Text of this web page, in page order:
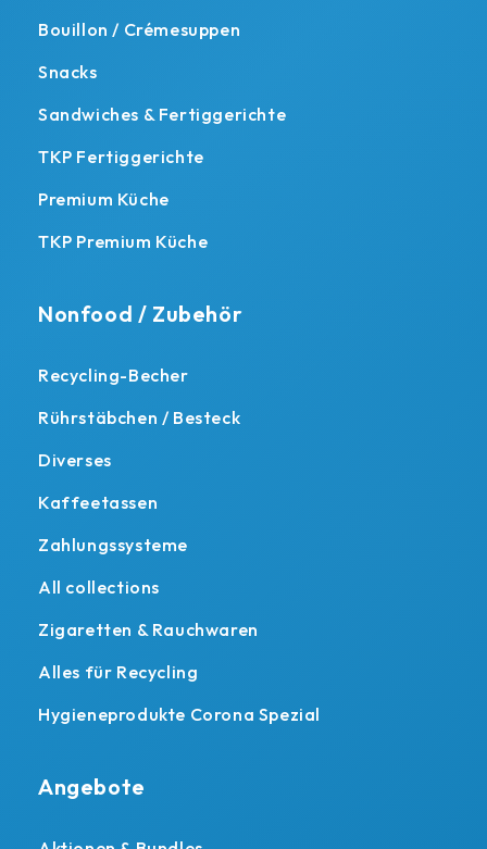
Bouillon / Crémesuppen
Snacks
Sandwiches & Fertiggerichte
TKP Fertiggerichte
Premium Küche
TKP Premium Küche
Nonfood / Zubehör
Recycling-Becher
Rührstäbchen / Besteck
Diverses
Kaffeetassen
Zahlungssysteme
All collections
Zigaretten & Rauchwaren
Alles für Recycling
Hygieneprodukte Corona Spezial
Angebote